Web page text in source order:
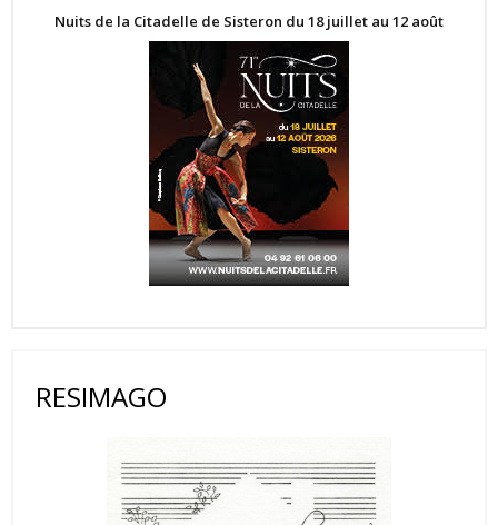
Nuits de la Citadelle de Sisteron du 18 juillet au 12 août
RESIMAGO